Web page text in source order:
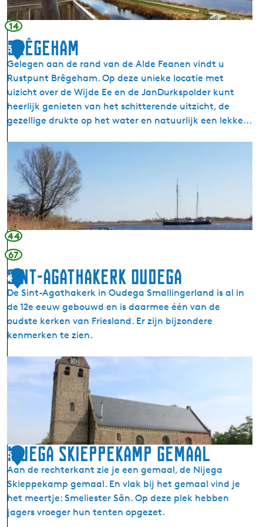
l
d
e
F
e
a
n
e
n
e
a
e
n
-
R
o
m
t
-
U
i
t
k
i
j
k
t
o
14
3
Brêgeham
Gelegen aan de rand van de Alde Feanen vindt u
Rustpunt Brêgeham. Op deze unieke locatie met
uizicht over de Wijde Ee en de JanDurkspolder kunt
heerlijk genieten van het schitterende uitzicht, de
gezellige drukte op het water en natuurlijk een lekke...
e
h
a
m
44
67
4
Sint-Agathakerk Oudega
De Sint-Agathakerk in Oudega Smallingerland is al in
de 12e eeuw gebouwd en is daarmee één van de
oudste kerken van Friesland. Er zijn bijzondere
kenmerken te zien.
S
g
a
t
h
a
k
5
Nijega Skieppekamp gemaal
Aan de rechterkant zie je een gemaal, de Nijega
Skieppekamp gemaal. En vlak bij het gemaal vind je
het meertje: Smeliester Sân. Op deze plek hebben
jagers vroeger hun tenten opgezet.